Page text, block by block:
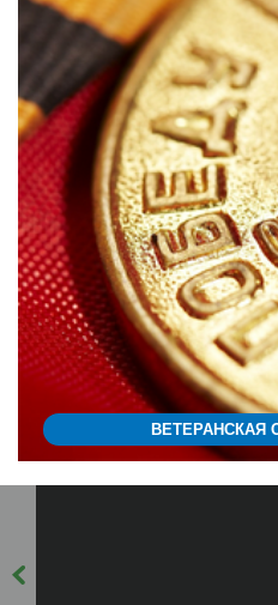
ВЕТЕРАНСКАЯ